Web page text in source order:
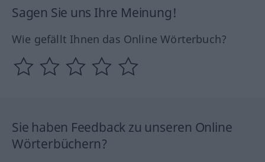
Sagen Sie uns Ihre Meinung!
Wie gefällt Ihnen das Online Wörterbuch?
Sie haben Feedback zu unseren Online
Wörterbüchern?